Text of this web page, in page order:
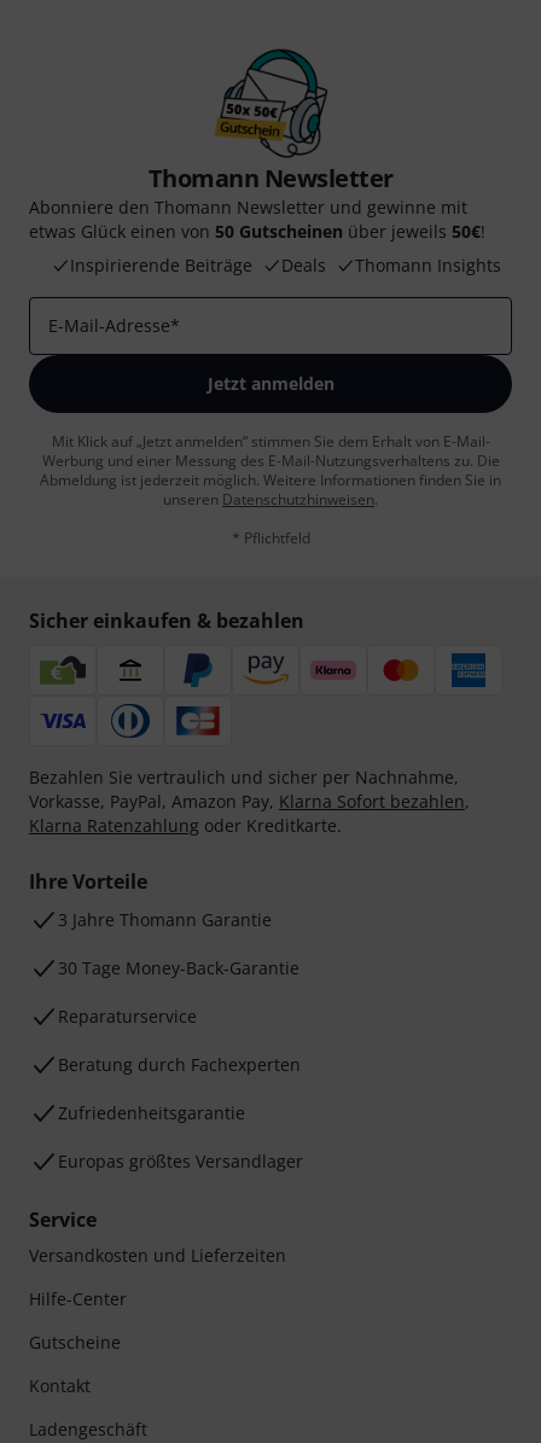
Thomann Newsletter
Abonniere den Thomann Newsletter und gewinne mit
etwas Glück einen von 50 Gutscheinen über jeweils 50€!
Inspirierende Beiträge
Deals Thomann Insights
E-Mail-Adresse*
Jetzt anmelden
Mit Klick auf „Jetzt anmelden“ stimmen Sie dem Erhalt von E-Mail-
Werbung und einer Messung des E-Mail-Nutzungsverhaltens zu. Die
Abmeldung ist jederzeit möglich. Weitere Informationen finden Sie in
unseren Datenschutzhinweisen.
* Pflichtfeld
Sicher einkaufen & bezahlen
Bezahlen Sie vertraulich und sicher per Nachnahme,
Vorkasse, PayPal, Amazon Pay, Klarna Sofort bezahlen,
Klarna Ratenzahlung oder Kreditkarte.
Ihre Vorteile
3 Jahre Thomann Garantie
30 Tage Money-Back-Garantie
Reparaturservice
Beratung durch Fachexperten
Zufriedenheitsgarantie
Europas größtes Versandlager
Service
Versandkosten und Lieferzeiten
Hilfe-Center
Gutscheine
Kontakt
Ladengeschäft